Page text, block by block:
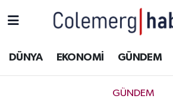
DÜNYA EKONOMİ GÜNDEM
GÜNDEM
ASAYİŞ
Hakkâri Hava Durumu